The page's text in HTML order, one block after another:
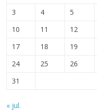
3
4 5
10
11 12
17
18 19
24
25 26
31
« jul.